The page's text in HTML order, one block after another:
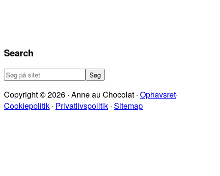
Search
Søg
sitet
Copyright © 2026 · Anne au Chocolat · Ophavsret·
Cookiepolitik · Privatlivspolitik · Sitemap